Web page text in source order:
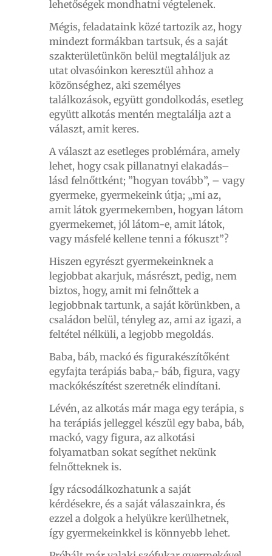
lehetőségek mondhatni végtelenek.
Mégis, feladataink közé tartozik az, hogy
mindezt formákban tartsuk, és a saját
szakterületünkön belül megtaláljuk az
utat olvasóinkon keresztül ahhoz a
közönséghez, aki személyes
találkozások, együtt gondolkodás, esetleg
együtt alkotás mentén megtalálja azt a
választ, amit keres.
A választ az esetleges problémára, amely
lehet, hogy csak pillanatnyi elakadás–
lásd felnőttként; ”hogyan tovább”, – vagy
gyermeke, gyermekeink útja; „mi az,
amit látok gyermekemben, hogyan látom
gyermekemet, jól látom-e, amit látok,
vagy másfelé kellene tenni a fókuszt”?
Hiszen egyrészt gyermekeinknek a
legjobbat akarjuk, másrészt, pedig, nem
biztos, hogy, amit mi felnőttek a
legjobbnak tartunk, a saját körünkben, a
családon belül, tényleg az, ami az igazi, a
feltétel nélküli, a legjobb megoldás.
Baba, báb, mackó és figurakészítőként
egyfajta terápiás baba,- báb, figura, vagy
mackókészítést szeretnék elindítani.
Lévén, az alkotás már maga egy terápia, s
ha terápiás jelleggel készül egy baba, báb,
mackó, vagy figura, az alkotási
folyamatban sokat segíthet nekünk
felnőtteknek is.
Így rácsodálkozhatunk a saját
kérdésekre, és a saját válaszainkra, és
ezzel a dolgok a helyükre kerülhetnek,
így gyermekeinkkel is könnyebb lehet.